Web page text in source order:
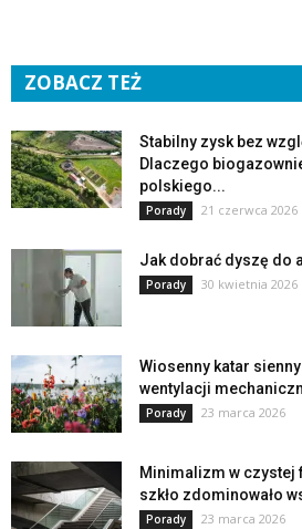
ZOBACZ TEŻ
Stabilny zysk bez
Dlaczego
polskiego...
Porady 21 czerwca 2026
Jak dobrać dyszę do
Porady 30 kwietnia 2026
Wiosenny katar
wentylacji
Porady 23 marca 2026
Minimalizm w
szkło zdominowało
Porady 23 marca 2026